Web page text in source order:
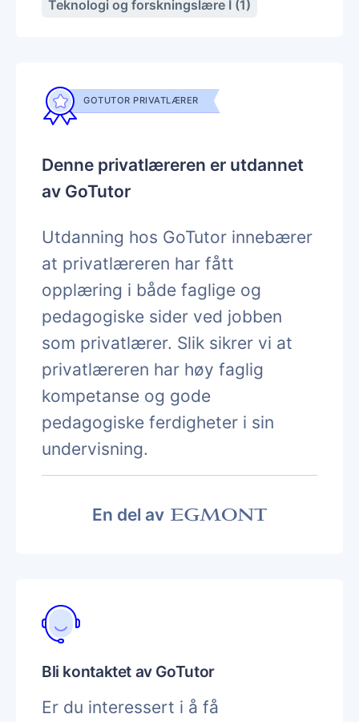
Teknologi og forskningslære I (1)
GOTUTOR PRIVATLÆRER
Denne privatlæreren er utdannet
av GoTutor
Utdanning hos GoTutor innebærer
at privatlæreren har fått
opplæring i både faglige og
pedagogiske sider ved jobben
som privatlærer. Slik sikrer vi at
privatlæreren har høy faglig
kompetanse og gode
pedagogiske ferdigheter i sin
undervisning.
En del av
Bli kontaktet av GoTutor
Er du interessert i å få